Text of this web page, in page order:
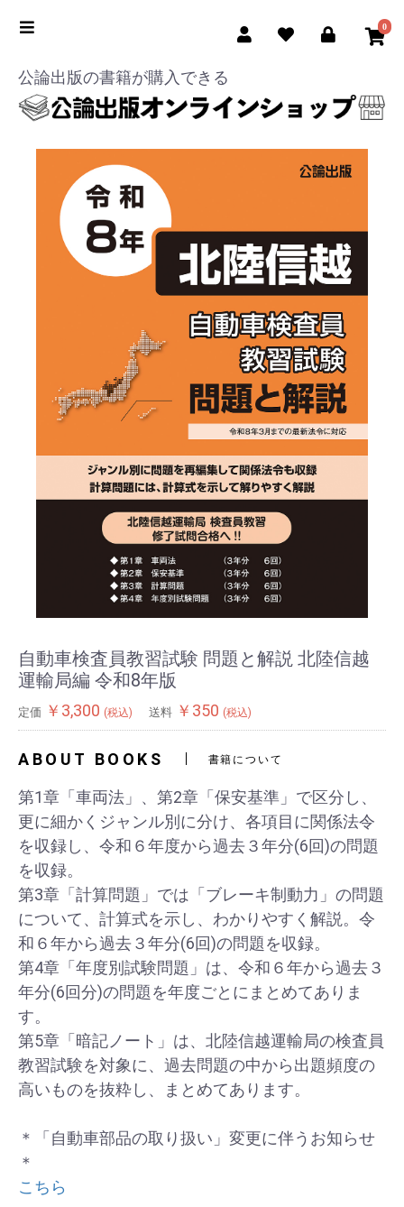
0
公論出版の書籍が購入できる
自動車検査員教習試験 問題と解説 北陸信越
運輸局編 令和8年版
定価 ￥3,300 (税込) 送料 ￥350 (税込)
ABOUT BOOKS 書籍について
第1章「車両法」、第2章「保安基準」で区分し、
更に細かくジャンル別に分け、各項目に関係法令
を収録し、令和６年度から過去３年分(6回)の問題
を収録。
第3章「計算問題」では「ブレーキ制動力」の問題
について、計算式を示し、わかりやすく解説。令
和６年から過去３年分(6回)の問題を収録。
第4章「年度別試験問題」は、令和６年から過去３
年分(6回分)の問題を年度ごとにまとめてありま
す。
第5章「暗記ノート」は、北陸信越運輸局の検査員
教習試験を対象に、過去問題の中から出題頻度の
高いものを抜粋し、まとめてあります。
＊「自動車部品の取り扱い」変更に伴うお知らせ
＊
こちら